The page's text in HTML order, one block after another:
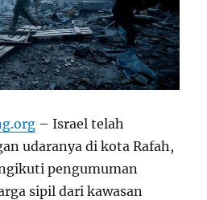
– Israel telah
udaranya di kota Rafah,
pengumuman
sipil dari kawasan